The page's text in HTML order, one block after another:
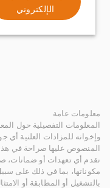
الإلكتروني
معلومات عامة
المعلومات التفصيلية حول
وإخوانه للمزادات العلنية
المنصوص عليها صراحة في
نقدم أي تعهدات أو ضمانات،
مكوناتها، بما في ذلك على
بالتشغيل أو المطابقة أو